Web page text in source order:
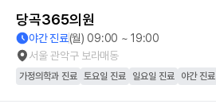
당곡365의원
야간 진료(월) 09:00 ~ 19:00
서울 관악구 보라매동
가정의학과 진료 토요일 진료 일요일 진료 야간 진료